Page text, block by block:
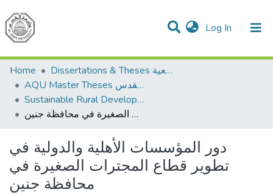
Log In (current)
Communities & Collections
All of DSpace
Home
Dissertations & Theses الرسائل الجامعية
AQU Master Theses الرسائل الجامعية الخاصة بجامعة القدس
Sustainable Rural Development التنمية الريفية المستدامة
دور المؤسسات الأهلية والدولية في تطوير قطاع المجترات الصغيرة في محافظة جنين
دور المؤسسات الأهلية والدولية في
تطوير قطاع المجترات الصغيرة في
محافظة جنين